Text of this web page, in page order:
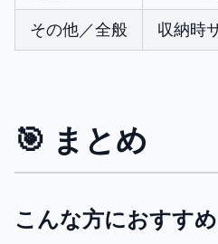
その他／全般 収納時
🎯 まとめ
こんな方におすすめ